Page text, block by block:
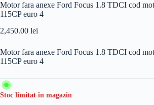
Motor fara anexe Ford Focus 1.8 TDCI cod
115CP euro 4
2,450.00 lei
Motor fara anexe Ford Focus 1.8 TDCI cod
115CP euro 4
Stoc limitat în magazin